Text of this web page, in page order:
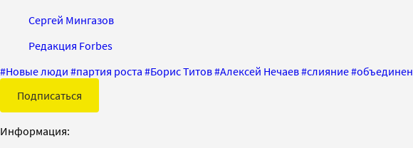
Сергей Мингазов
Редакция Forbes
#Новые люди #партия роста #Борис Титов#Алексей Нечаев#слияние#
Подписаться
Информация: